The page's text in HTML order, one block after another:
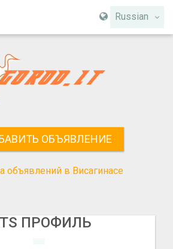
Russian
ОБЪЯВЛЕНИЕ
объявлений в Висагинасе
ПРОФИЛЬ